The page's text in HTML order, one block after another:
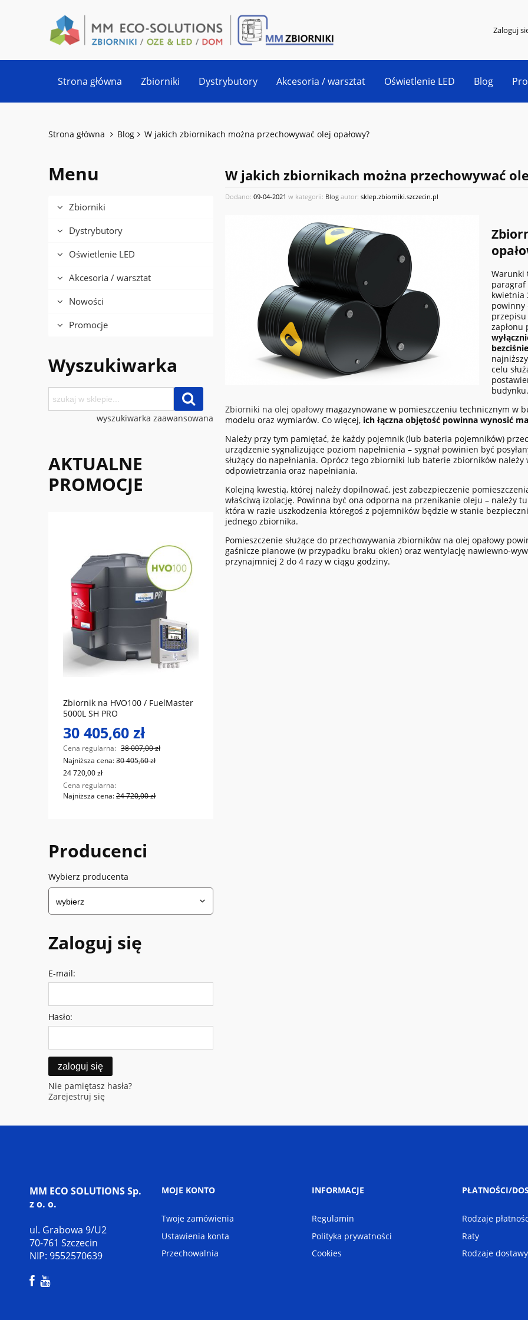
Zaloguj
Strona główna Zbiorniki Dystrybutory Akcesoria / warsztat Oświetlenie LED Blog
Strona główna Blog W jakich zbiornikach można przechowywać olej opałowy?
Menu
Zbiorniki
Dystrybutory
Oświetlenie LED
Akcesoria / warsztat
Nowości
Promocje
Wyszukiwarka
wyszukiwarka zaawansowana
AKTUALNE
PROMOCJE
Zbiornik na HVO100 / FuelMaster
5000L SH PRO
30 405,60 zł
Cena regularna: 38 007,00 zł
Najniższa cena:30 405,60 zł
24 720,00 zł
Cena regularna:
Najniższa cena:24 720,00 zł
Producenci
Wybierz producenta
Zaloguj się
E-mail:
Hasło:
zaloguj się
Nie pamiętasz hasła?
Zarejestruj się
W jakich zbiornikach można przechowywać
Dodano: 09-04-2021 w kategorii: Blog autor: sklep.zbiorniki.szczecin.pl
Warunki
kwietnia
powinny
zapłonu
celu
budynku.
Zbiorniki na olej opałowy magazynowane w pomieszczeniu technicznym w
modelu oraz wymiarów. Co więcej, ich łączna objętość powinna wynosić
Należy przy tym pamiętać, że każdy pojemnik (lub bateria pojemników)
urządzenie sygnalizujące poziom napełnienia – sygnał powinien być
służący do napełniania. Oprócz tego zbiorniki lub baterie zbiorników
odpowietrzania oraz napełniania.
Kolejną kwestią, której należy dopilnować, jest zabezpieczenie
właściwą izolację. Powinna być ona odporna na przenikanie oleju – należy
która w razie uszkodzenia któregoś z pojemników będzie w stanie
jednego zbiornika.
Pomieszczenie służące do przechowywania zbiorników na olej opałowy
gaśnicze pianowe (w przypadku braku okien) oraz wentylację nawiewno-
przynajmniej 2 do 4 razy w ciągu godziny.
MOJE KONTO
Twoje zamówienia
Ustawienia konta
Przechowalnia
INFORMACJE
Regulamin
Polityka prywatności
Cookies
PŁATNOŚCI/
Rodzaje
Raty
Rodzaje dostawy
MM ECO SOLUTIONS Sp.
z o. o.
ul. Grabowa 9/U2
70-761 Szczecin
NIP: 9552570639